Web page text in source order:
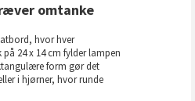
omtanke
hvor hver
24 x 14 cm fylder lampen
form gør det
i hjørner, hvor runde